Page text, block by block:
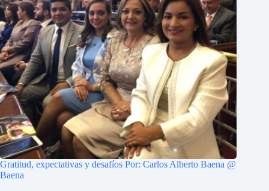
Gratitud, expectativas y desafíos Por: Carlos Alberto Baena @
Baena